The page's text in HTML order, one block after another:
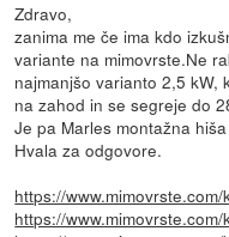
Zdravo,
zanima me če ima kdo
variante na mimovrste.Ne
najmanjšo varianto 2,5 kW,
na zahod in se segreje do
Je pa Marles montažna
Hvala za odgovore.
https://
https://